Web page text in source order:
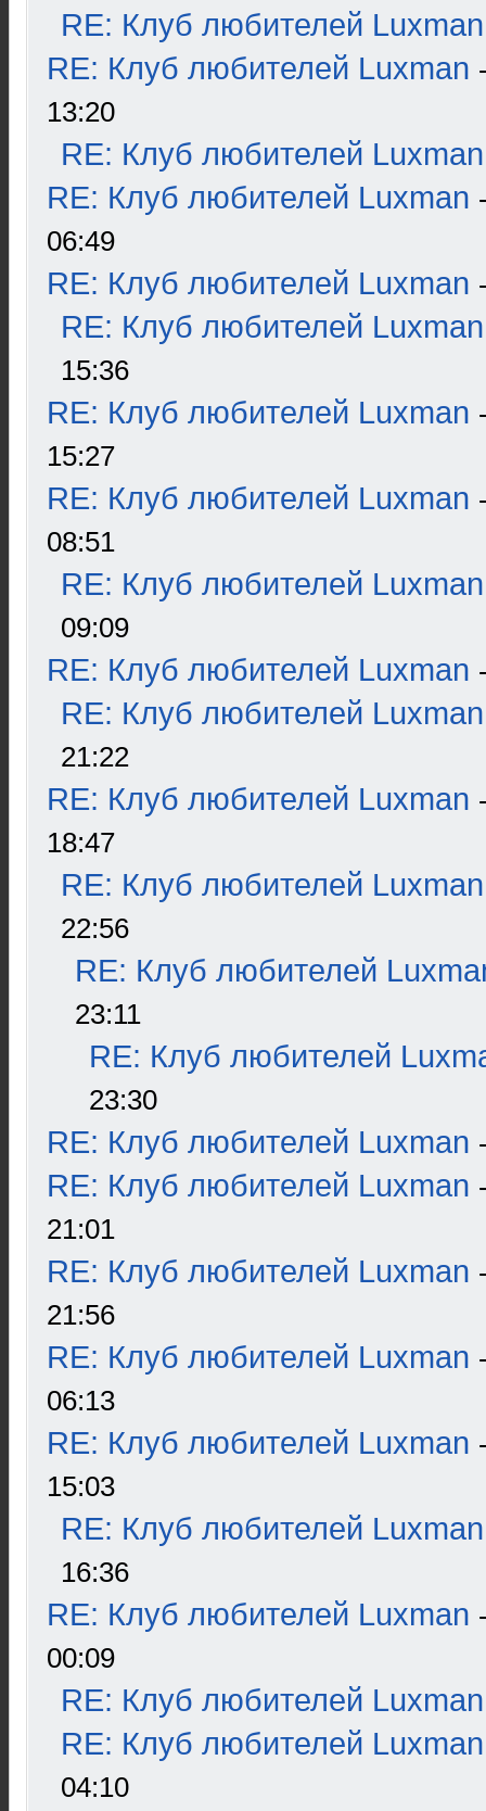
RE: Клуб любителей Luxman
RE: Клуб любителей Luxman
13:20
RE: Клуб любителей Luxman
RE: Клуб любителей Luxman
06:49
RE: Клуб любителей Luxman
RE: Клуб любителей Luxman
15:36
RE: Клуб любителей Luxman
15:27
RE: Клуб любителей Luxman
08:51
RE: Клуб любителей Luxman
09:09
RE: Клуб любителей Luxman
RE: Клуб любителей Luxman
21:22
RE: Клуб любителей Luxman
18:47
RE: Клуб любителей Luxman
22:56
RE: Клуб любителей
23:11
RE: Клуб любителей
23:30
RE: Клуб любителей Luxman
RE: Клуб любителей Luxman
21:01
RE: Клуб любителей Luxman
21:56
RE: Клуб любителей Luxman
06:13
RE: Клуб любителей Luxman
15:03
RE: Клуб любителей Luxman
16:36
RE: Клуб любителей Luxman
00:09
RE: Клуб любителей Luxman
RE: Клуб любителей Luxman
04:10